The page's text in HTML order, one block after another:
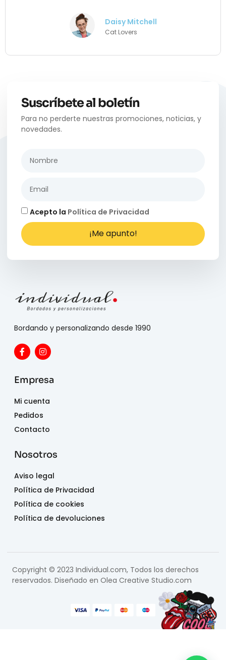
Daisy Mitchell
Cat Lovers
Suscríbete al boletín
Para no perderte nuestras promociones, noticias, y
novedades.
Acepto la Política de Privacidad
¡Me apunto!
Bordando y personalizando desde 1990
Empresa
Mi cuenta
Pedidos
Contacto
Nosotros
Aviso legal
Política de Privacidad
Política de cookies
Política de devoluciones
Copyright © 2023 Individual.com, Todos los derechos
reservados. Diseñado en Olea Creative Studio.com